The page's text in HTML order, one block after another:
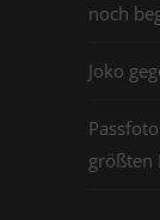
noch
Joko
größten